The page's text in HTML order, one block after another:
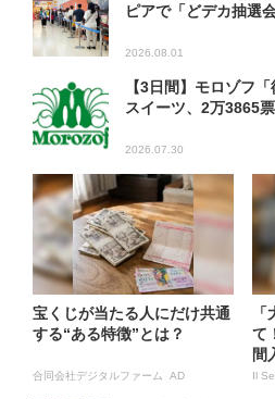
ピアで「どデカ抽選
2026.08.01
【3日間】モロゾフ
スイーツ、2万3865
2026.07.30
宝くじが当たる人にだけ共通
する“ある特徴”とは？
合同会社デジタルファーム AD
て
間
Il